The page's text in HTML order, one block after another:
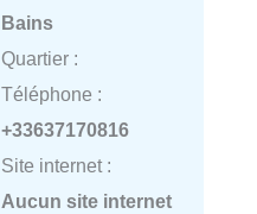
Bains
Quartier :
Téléphone :
+33637170816
Site internet :
Aucun site internet